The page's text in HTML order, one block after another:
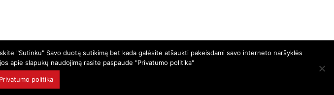
"Sutinku" Savo duotą sutikimą bet kada galėsite atšaukti pakeisdami savo interneto naršyklės
apie slapukų naudojimą rasite paspaude "Privatumo politika"
Privatumo politika